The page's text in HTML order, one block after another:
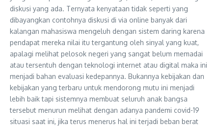
diskusi yang ada. Ternyata kenyataan tidak seperti yang
dibayangkan contohnya diskusi di via online banyak dari
kalangan mahasiswa mengeluh dengan sistem daring karena
pendapat mereka nilai itu tergantung oleh sinyal yang kuat,
apalagi melihat pelosok negeri yang sangat belum memadai
atau tersentuh dengan teknologi internet atau digital maka ini
menjadi bahan evaluasi kedepannya. Bukannya kebijakan dan
kebijakan yang terbaru untuk mendorong mutu ini menjadi
lebih baik tapi sistemnya membuat seluruh anak bangsa
tersebut menurun melihat dengan adanya pandemi covid-19
situasi saat ini, jika terus menerus hal ini terjadi beban berat